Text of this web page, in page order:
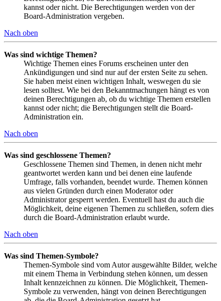
kannst oder nicht. Die Berechtigungen werden von der
Board-Administration vergeben.
Nach oben
Was sind wichtige Themen?
Wichtige Themen eines Forums erscheinen unter den
Ankündigungen und sind nur auf der ersten Seite zu sehen.
Sie haben meist einen wichtigen Inhalt, weswegen du sie
lesen solltest. Wie bei den Bekanntmachungen hängt es von
deinen Berechtigungen ab, ob du wichtige Themen erstellen
kannst oder nicht; die Berechtigungen stellt die Board-
Administration ein.
Nach oben
Was sind geschlossene Themen?
Geschlossene Themen sind Themen, in denen nicht mehr
geantwortet werden kann und bei denen eine laufende
Umfrage, falls vorhanden, beendet wurde. Themen können
aus vielen Gründen durch einen Moderator oder
Administrator gesperrt werden. Eventuell hast du auch die
Möglichkeit, deine eigenen Themen zu schließen, sofern dies
durch die Board-Administration erlaubt wurde.
Nach oben
Was sind Themen-Symbole?
Themen-Symbole sind vom Autor ausgewählte Bilder, welche
mit einem Thema in Verbindung stehen können, um dessen
Inhalt kennzeichnen zu können. Die Möglichkeit, Themen-
Symbole zu verwenden, hängt von deinen Berechtigungen